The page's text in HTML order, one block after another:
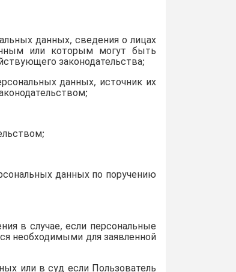
данных, сведения о лицах
или которым могут быть
законодательства;
данных, источник их
данных по поручению
в случае, если персональные
необходимыми для заявленной
или в суд если Пользователь